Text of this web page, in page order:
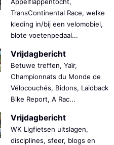
TransContinental Race, welke
kleding in/bij een velomobiel,
blote voetenpedaal...
Vrijdagbericht
Betuwe treffen, Yaïr,
Championnats du Monde de
Vélocouchés, Bidons, Laidback
Bike Report, A Rac...
Vrijdagbericht
WK Ligfietsen uitslagen,
disciplines, sfeer, blogs en